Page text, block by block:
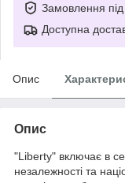
Замовлення
Доступна
Опис
Опис
"Liberty" включає в
незалежності та